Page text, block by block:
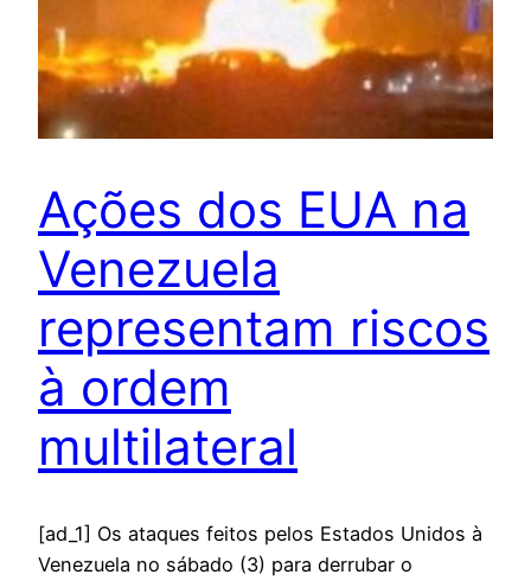
Ações dos EUA na
Venezuela
representam riscos
à ordem
multilateral
[ad_1] Os ataques feitos pelos Estados Unidos à
Venezuela no sábado (3) para derrubar o